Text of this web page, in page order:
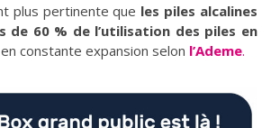
plus pertinente que les piles alcalines
de 60 % de l’utilisation des piles en
constante expansion selon l’Ademe.